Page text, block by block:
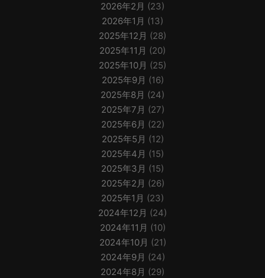
2026年2月 (23)
2026年1月 (13)
2025年12月 (28)
2025年11月 (20)
2025年10月 (25)
2025年9月 (16)
2025年8月 (24)
2025年7月 (27)
2025年6月 (22)
2025年5月 (12)
2025年4月 (15)
2025年3月 (15)
2025年2月 (26)
2025年1月 (23)
2024年12月 (24)
2024年11月 (10)
2024年10月 (21)
2024年9月 (24)
2024年8月 (29)